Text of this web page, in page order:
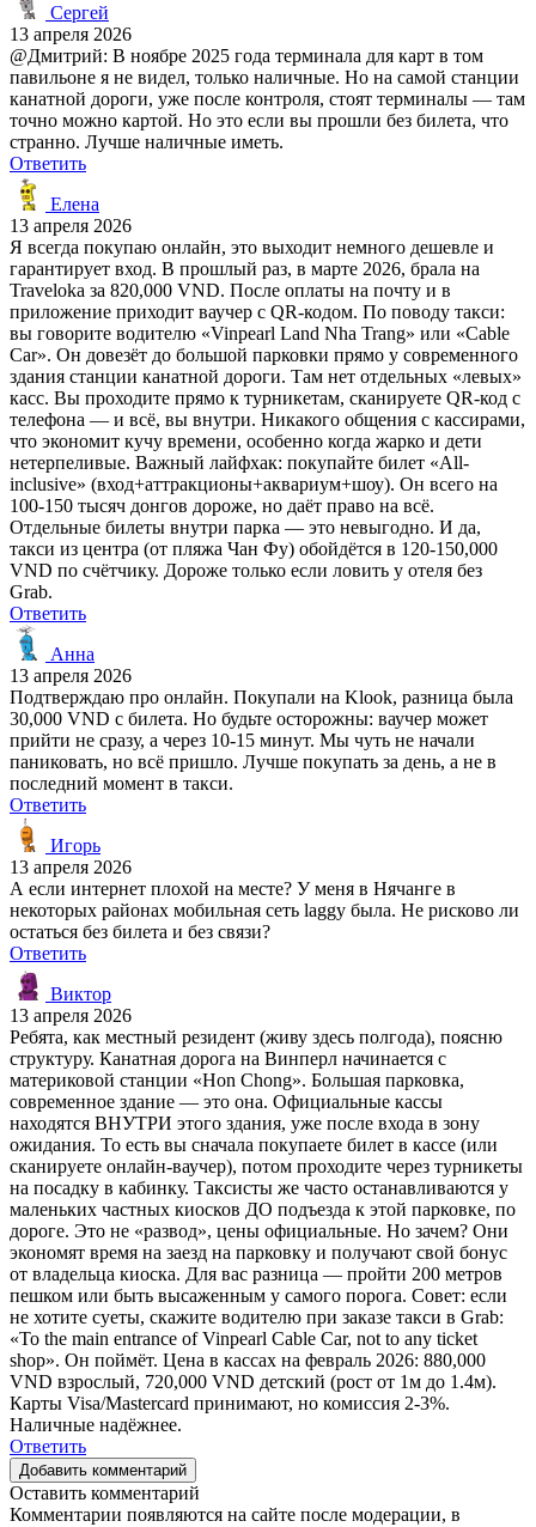
Сергей
13 апреля 2026
@Дмитрий: В ноябре 2025 года терминала для карт в том
павильоне я не видел, только наличные. Но на самой станции
канатной дороги, уже после контроля, стоят терминалы — там
точно можно картой. Но это если вы прошли без билета, что
странно. Лучше наличные иметь.
Ответить
Елена
13 апреля 2026
Я всегда покупаю онлайн, это выходит немного дешевле и
гарантирует вход. В прошлый раз, в марте 2026, брала на
Traveloka за 820,000 VND. После оплаты на почту и в
приложение приходит ваучер с QR-кодом. По поводу такси:
вы говорите водителю «Vinpearl Land Nha Trang» или «Cable
Car». Он довезёт до большой парковки прямо у современного
здания станции канатной дороги. Там нет отдельных «левых»
касс. Вы проходите прямо к турникетам, сканируете QR-код с
телефона — и всё, вы внутри. Никакого общения с кассирами,
что экономит кучу времени, особенно когда жарко и дети
нетерпеливые. Важный лайфхак: покупайте билет «All-
inclusive» (вход+аттракционы+аквариум+шоу). Он всего на
100-150 тысяч донгов дороже, но даёт право на всё.
Отдельные билеты внутри парка — это невыгодно. И да,
такси из центра (от пляжа Чан Фу) обойдётся в 120-150,000
VND по счётчику. Дороже только если ловить у отеля без
Grab.
Ответить
Анна
13 апреля 2026
Подтверждаю про онлайн. Покупали на Klook, разница была
30,000 VND с билета. Но будьте осторожны: ваучер может
прийти не сразу, а через 10-15 минут. Мы чуть не начали
паниковать, но всё пришло. Лучше покупать за день, а не в
последний момент в такси.
Ответить
Игорь
13 апреля 2026
А если интернет плохой на месте? У меня в Нячанге в
некоторых районах мобильная сеть laggy была. Не рисково ли
остаться без билета и без связи?
Ответить
Виктор
13 апреля 2026
Ребята, как местный резидент (живу здесь полгода), поясню
структуру. Канатная дорога на Винперл начинается с
материковой станции «Hon Chong». Большая парковка,
современное здание — это она. Официальные кассы
находятся ВНУТРИ этого здания, уже после входа в зону
ожидания. То есть вы сначала покупаете билет в кассе (или
сканируете онлайн-ваучер), потом проходите через турникеты
на посадку в кабинку. Таксисты же часто останавливаются у
маленьких частных киосков ДО подъезда к этой парковке, по
дороге. Это не «развод», цены официальные. Но зачем? Они
экономят время на заезд на парковку и получают свой бонус
от владельца киоска. Для вас разница — пройти 200 метров
пешком или быть высаженным у самого порога. Совет: если
не хотите суеты, скажите водителю при заказе такси в Grab:
«To the main entrance of Vinpearl Cable Car, not to any ticket
shop». Он поймёт. Цена в кассах на февраль 2026: 880,000
VND взрослый, 720,000 VND детский (рост от 1м до 1.4м).
Карты Visa/Mastercard принимают, но комиссия 2-3%.
Наличные надёжнее.
Ответить
Добавить комментарий
Оставить комментарий
Комментарии появляются на сайте после модерации, в